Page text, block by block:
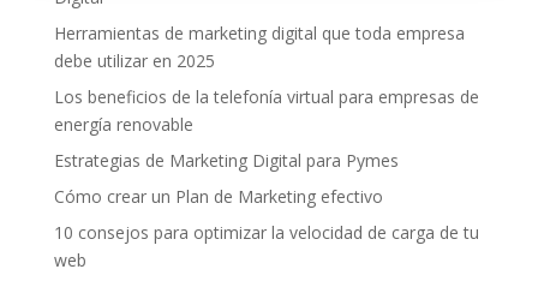
Herramientas de marketing digital que toda empresa
debe utilizar en 2025
Los beneficios de la telefonía virtual para empresas de
energía renovable
Estrategias de Marketing Digital para Pymes
Cómo crear un Plan de Marketing efectivo
10 consejos para optimizar la velocidad de carga de tu
web